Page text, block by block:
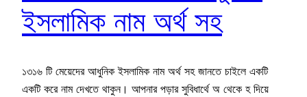
ইসলামিক নাম অর্থ সহ
১৩১৬ টি মেয়েদের আধুনিক ইসলামিক নাম অর্থ সহ জানতে চাইলে একটি
একটি করে নাম দেখতে থাকুন। আপনার পড়ার সুবিধার্থে অ থেকে হ দিয়ে